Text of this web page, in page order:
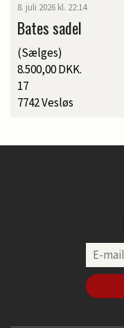
8. juli 2026 kl. 22:14
Bates sadel
(Sælges)
8.500,00 DKK.
17
7742 Vesløs